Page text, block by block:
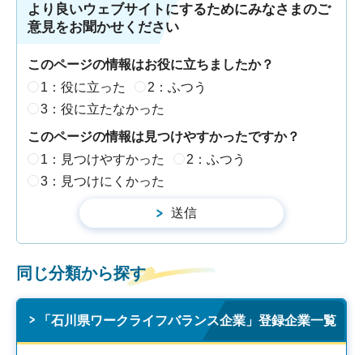
より良いウェブサイトにするためにみなさまのご
意見をお聞かせください
このページの情報はお役に立ちましたか？
1：役に立った
2：ふつう
3：役に立たなかった
このページの情報は見つけやすかったですか？
1：見つけやすかった
2：ふつう
3：見つけにくかった
同じ分類から探す
「石川県ワークライフバランス企業」登録企業一覧